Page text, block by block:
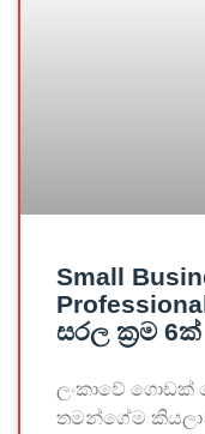
Small
සරල ක්‍රම 6ක්
ලංකාවේ ගොඩක්
තමන්ගේම කියලා